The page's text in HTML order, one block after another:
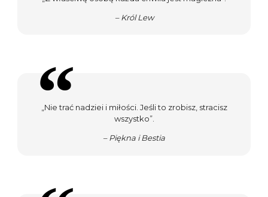
– Król Lew
„Nie trać nadziei i miłości. Jeśli to zrobisz, stracisz
wszystko”.
– Piękna i Bestia